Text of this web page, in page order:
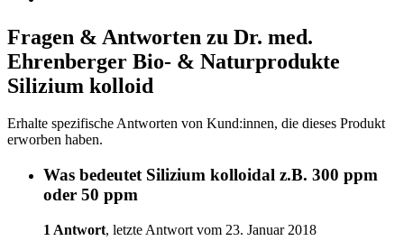
Fragen & Antworten zu Dr. med.
Ehrenberger Bio- & Naturprodukte
Silizium kolloid
Erhalte spezifische Antworten von Kund:innen, die dieses Produkt
erworben haben.
Was bedeutet Silizium kolloidal z.B. 300 ppm
oder 50 ppm
1 Antwort, letzte Antwort vom 23. Januar 2018